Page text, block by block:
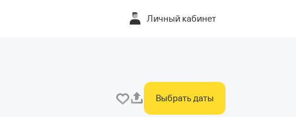
Личный кабинет
Выбрать даты